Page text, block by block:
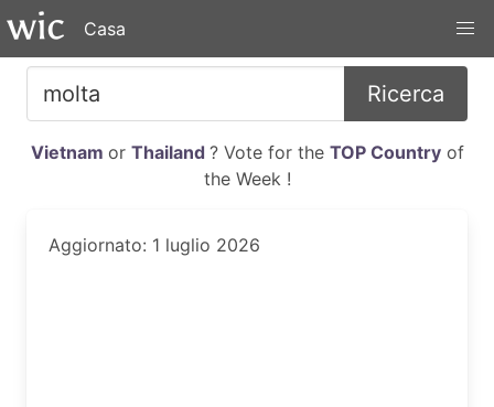
Casa
Ricerca
Vietnam or Thailand ? Vote for the TOP Countryof
the Week !
Aggiornato: 1 luglio 2026